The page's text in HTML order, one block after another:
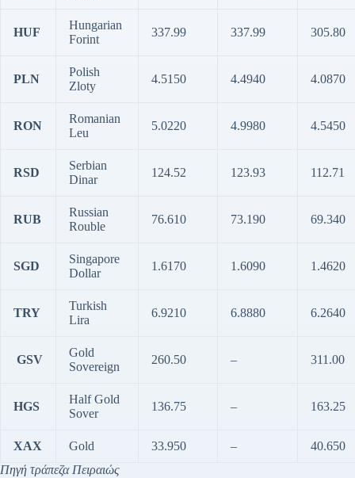
HUF
Hungarian
Forint
337.99 337.99 305.80
PLN
Polish
Zloty
4.5150 4.4940 4.0870
RON
Romanian
Leu
5.0220 4.9980 4.5450
RSD
Serbian
Dinar
124.52 123.93 112.71
RUB
Russian
Rouble
76.610 73.190 69.340
SGD
Singapore
Dollar
1.6170 1.6090 1.4620
TRY
Turkish
Lira
6.9210 6.8880 6.2640
GSV
Gold
Sovereign
260.50 – 311.00
HGS
Half Gold
Sover
136.75 – 163.25
XAX Gold 33.950 –
40.650
Πηγή τράπεζα Πειραιώς